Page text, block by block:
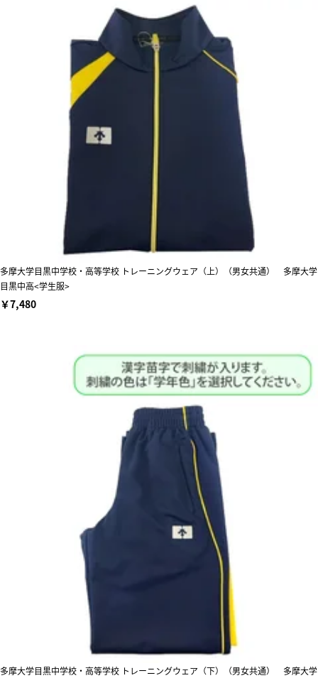
多摩大学目黒中学校・高等学校 トレーニングウェア（上）（男女共通） 多摩大学
目黒中高<学生服>
￥7,480
多摩大学目黒中学校・高等学校 トレーニングウェア（下）（男女共通） 多摩大学